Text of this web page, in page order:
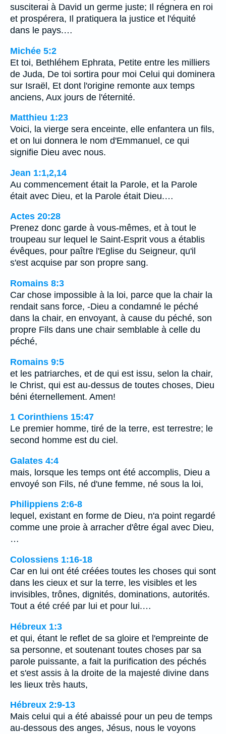
susciterai à David un germe juste; Il régnera en roi
et prospérera, Il pratiquera la justice et l'équité
dans le pays.…
Michée 5:2
Et toi, Bethléhem Ephrata, Petite entre les milliers
de Juda, De toi sortira pour moi Celui qui dominera
sur Israël, Et dont l'origine remonte aux temps
anciens, Aux jours de l'éternité.
Matthieu 1:23
Voici, la vierge sera enceinte, elle enfantera un fils,
et on lui donnera le nom d'Emmanuel, ce qui
signifie Dieu avec nous.
Jean 1:1,2,14
Au commencement était la Parole, et la Parole
était avec Dieu, et la Parole était Dieu.…
Actes 20:28
Prenez donc garde à vous-mêmes, et à tout le
troupeau sur lequel le Saint-Esprit vous a établis
évêques, pour paître l'Eglise du Seigneur, qu'il
s'est acquise par son propre sang.
Romains 8:3
Car chose impossible à la loi, parce que la chair la
rendait sans force, -Dieu a condamné le péché
dans la chair, en envoyant, à cause du péché, son
propre Fils dans une chair semblable à celle du
péché,
Romains 9:5
et les patriarches, et de qui est issu, selon la chair,
le Christ, qui est au-dessus de toutes choses, Dieu
béni éternellement. Amen!
1 Corinthiens 15:47
Le premier homme, tiré de la terre, est terrestre; le
second homme est du ciel.
Galates 4:4
mais, lorsque les temps ont été accomplis, Dieu a
envoyé son Fils, né d'une femme, né sous la loi,
Philippiens 2:6-8
lequel, existant en forme de Dieu, n'a point regardé
comme une proie à arracher d'être égal avec Dieu,
…
Colossiens 1:16-18
Car en lui ont été créées toutes les choses qui sont
dans les cieux et sur la terre, les visibles et les
invisibles, trônes, dignités, dominations, autorités.
Tout a été créé par lui et pour lui.…
Hébreux 1:3
et qui, étant le reflet de sa gloire et l'empreinte de
sa personne, et soutenant toutes choses par sa
parole puissante, a fait la purification des péchés
et s'est assis à la droite de la majesté divine dans
les lieux très hauts,
Hébreux 2:9-13
Mais celui qui a été abaissé pour un peu de temps
au-dessous des anges, Jésus, nous le voyons